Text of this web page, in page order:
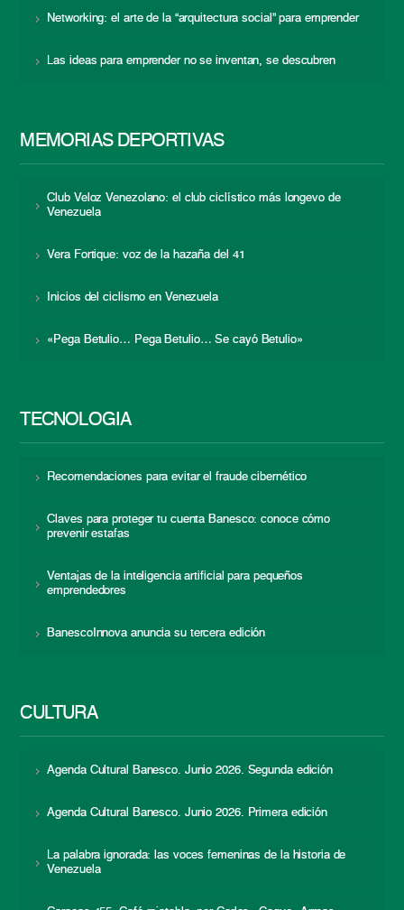
Networking: el arte de la “arquitectura social” para emprender
Las ideas para emprender no se inventan, se descubren
MEMORIAS DEPORTIVAS
Club Veloz Venezolano: el club ciclístico más longevo de
Venezuela
Vera Fortique: voz de la hazaña del 41
Inicios del ciclismo en Venezuela
«Pega Betulio… Pega Betulio… Se cayó Betulio»
TECNOLOGÍA
Recomendaciones para evitar el fraude cibernético
Claves para proteger tu cuenta Banesco: conoce cómo
prevenir estafas
Ventajas de la inteligencia artificial para pequeños
emprendedores
BanescoInnova anuncia su tercera edición
CULTURA
Agenda Cultural Banesco. Junio 2026. Segunda edición
Agenda Cultural Banesco. Junio 2026. Primera edición
La palabra ignorada: las voces femeninas de la historia de
Venezuela